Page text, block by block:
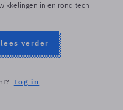
in en rond tech
verder
Log in